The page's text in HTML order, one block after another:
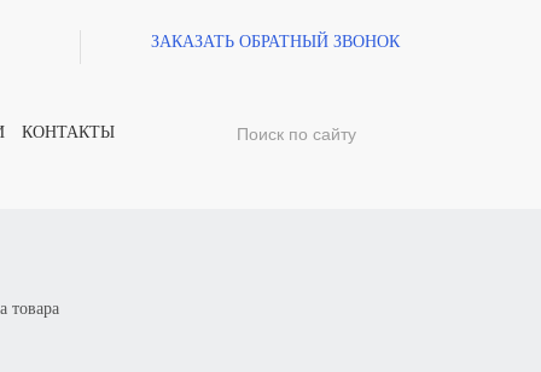
ЗАКАЗАТЬ ОБРАТНЫЙ ЗВОНОК
КОНТАКТЫ
товара